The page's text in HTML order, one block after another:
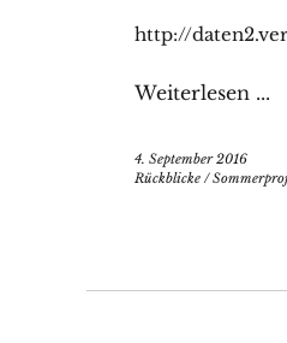
http://
Weiterlesen ...
4. September 2016
Rückblicke /